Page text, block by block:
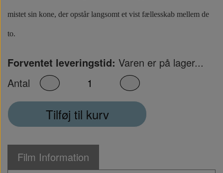
mistet sin kone, der opstår langsomt et vist fællesskab mellem de
to.
Forventet leveringstid: Varen er på lager...
Antal
Tilføj til kurv
Film Information